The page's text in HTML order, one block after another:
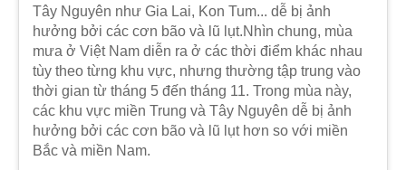
Tây Nguyên như Gia Lai, Kon Tum... dễ bị ảnh
hưởng bởi các cơn bão và lũ lụt.Nhìn chung, mùa
mưa ở Việt Nam diễn ra ở các thời điểm khác nhau
tùy theo từng khu vực, nhưng thường tập trung vào
thời gian từ tháng 5 đến tháng 11. Trong mùa này,
các khu vực miền Trung và Tây Nguyên dễ bị ảnh
hưởng bởi các cơn bão và lũ lụt hơn so với miền
Bắc và miền Nam.